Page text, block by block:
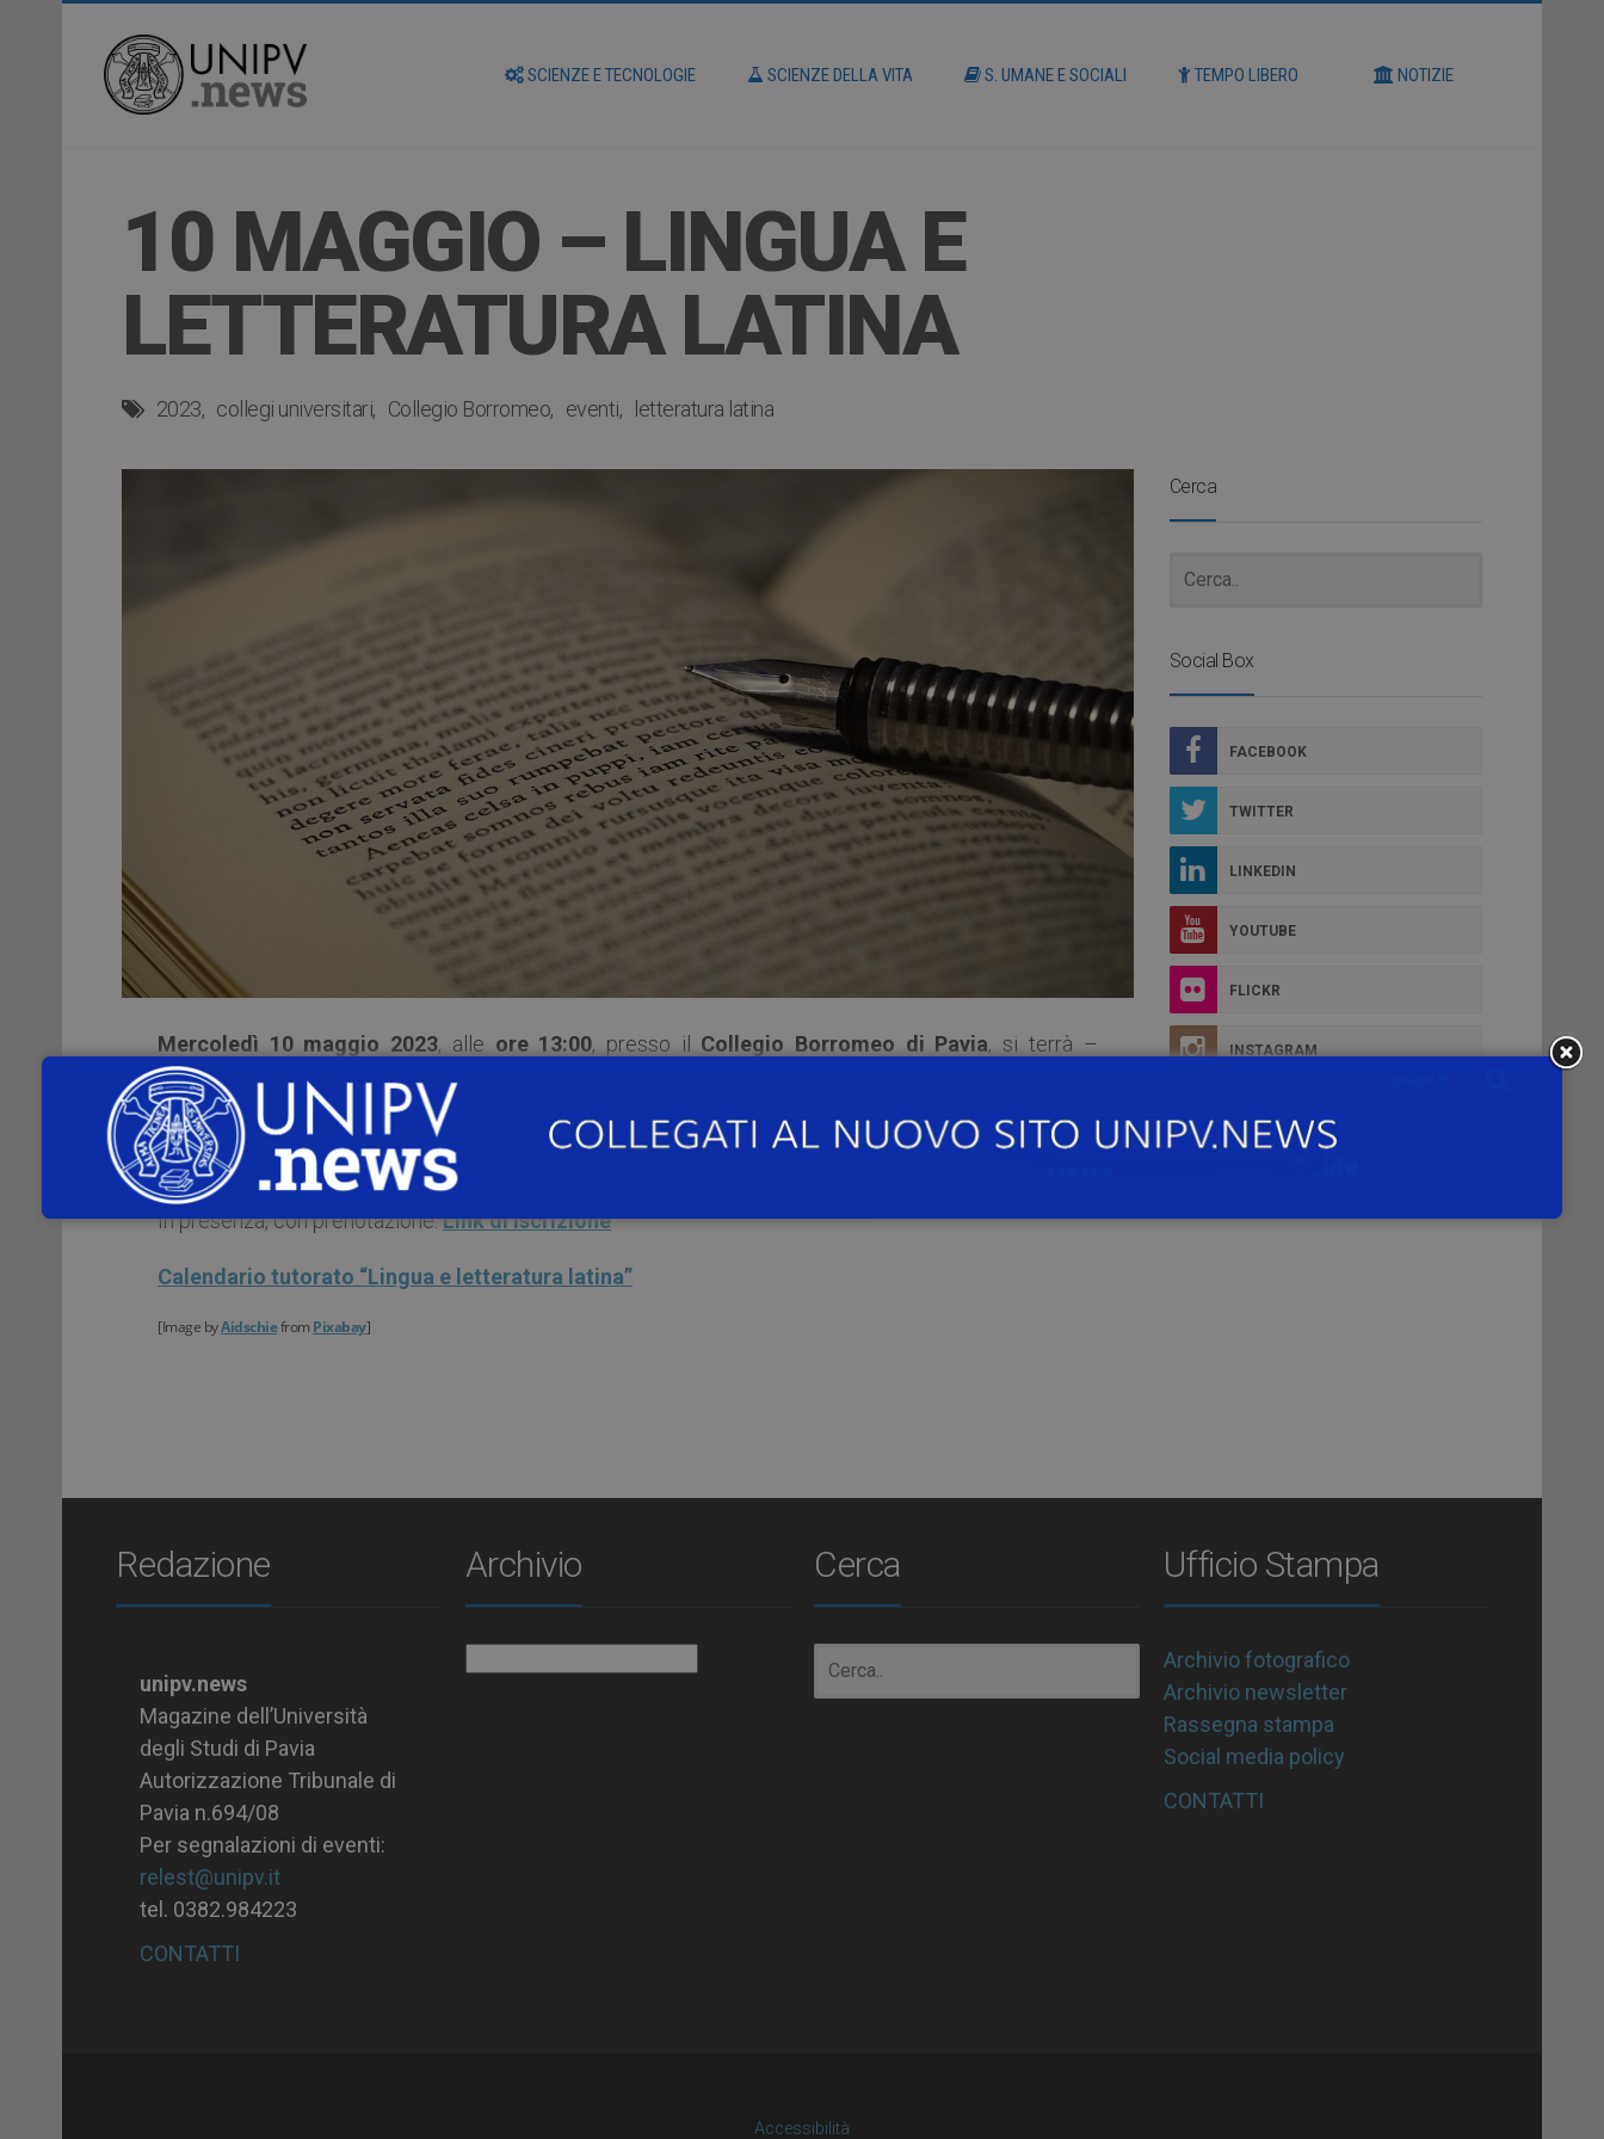
SCIENZE E TECNOLOGIE SCIENZE DELLA VITA S. UMANE E SOCIALI TEMPO LIBERO NOTIZIE
10 MAGGIO – LINGUA E
LETTERATURA LATINA
2023 collegi universitari Collegio Borromeo eventi letteratura latina
Mercoledì 10 maggio 2023, alle ore 13:00, presso il Collegio Borromeo di Pavia, si terrà –
nell’ambito del Progetto Collegiale non Residente 2022/2023 – un incontro del tutorato
letteratura latina”.
Alice Prestint , Università di Pavia
In presenza, con prenotazione:Link di iscrizione
Calendario tutorato “Lingua e letteratura latina”
[Image byAidschiefrom Pixabay]
Cerca
Social Box
FACEBOOK
TWITTER
LINKEDIN
YOUTUBE
FLICKR
INSTAGRAM
Redazione
unipv.news
Magazine dell’Università
degli Studi di Pavia
Autorizzazione Tribunale di
Pavia n.694/08
Per segnalazioni di eventi:
relest@unipv.it
tel. 0382.984223
CONTATTI
Archivio Cerca Ufficio Stampa
Archivio fotografico
Archivio newsletter
Rassegna stampa
Social media policy
CONTATTI
Accessibilità